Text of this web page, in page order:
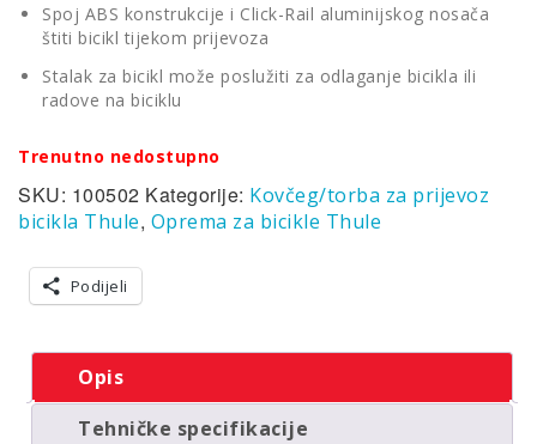
Spoj ABS konstrukcije i Click-Rail aluminijskog nosača
štiti bicikl tijekom prijevoza
Stalak za bicikl može poslužiti za odlaganje bicikla ili
radove na biciklu
Trenutno nedostupno
SKU: 100502 Kategorije: Kovčeg/torba za prijevoz
bicikla Thule, Oprema za bicikle Thule
Podijeli
Opis
Tehničke specifikacije